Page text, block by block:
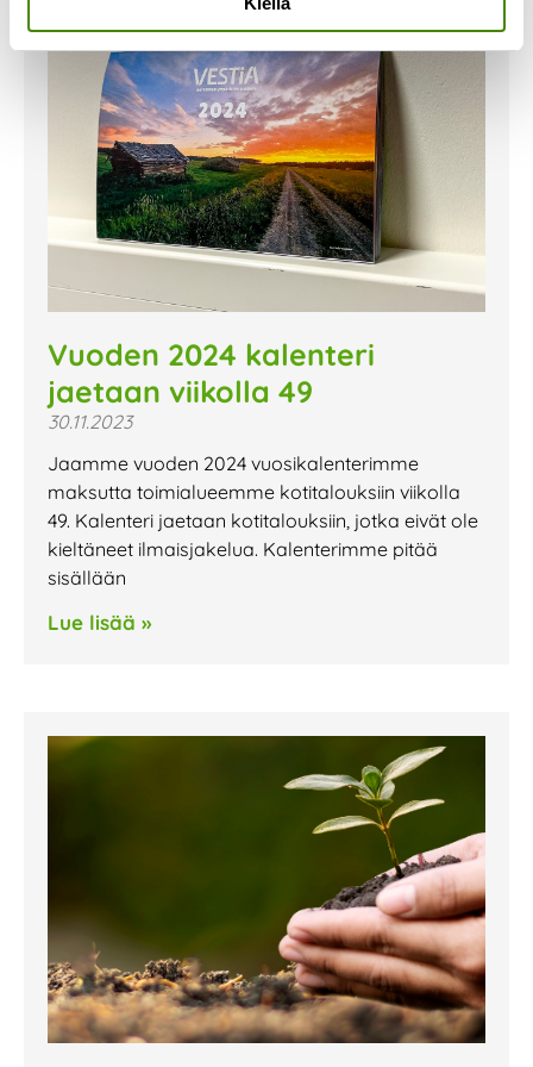
Vuoden 2024 kalenteri
jaetaan viikolla 49
30.11.2023
Jaamme vuoden 2024 vuosikalenterimme
maksutta toimialueemme kotitalouksiin viikolla
49. Kalenteri jaetaan kotitalouksiin, jotka eivät ole
kieltäneet ilmaisjakelua. Kalenterimme pitää
sisällään
Lue lisää »